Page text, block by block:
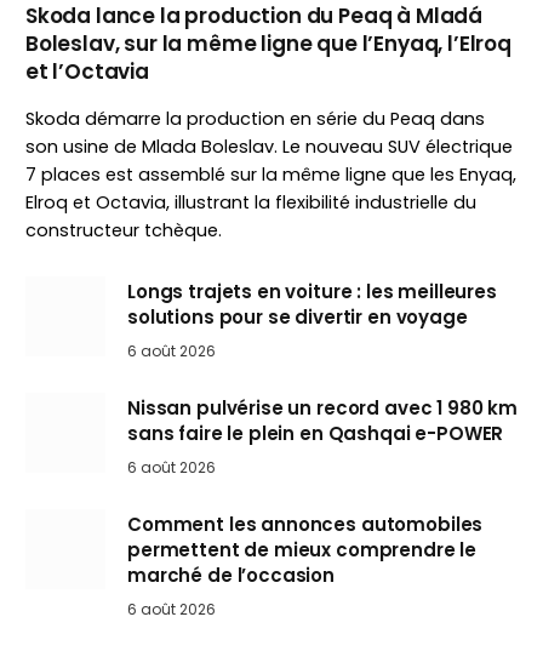
Skoda lance la production du Peaq à Mladá
Boleslav, sur la même ligne que l’Enyaq, l’Elroq
et l’Octavia
Skoda démarre la production en série du Peaq dans
son usine de Mlada Boleslav. Le nouveau SUV électrique
7 places est assemblé sur la même ligne que les Enyaq,
Elroq et Octavia, illustrant la flexibilité industrielle du
constructeur tchèque.
Longs trajets en voiture : les meilleures
solutions pour se divertir en voyage
6 août 2026
Nissan pulvérise un record avec 1 980 km
sans faire le plein en Qashqai e-POWER
6 août 2026
Comment les annonces automobiles
permettent de mieux comprendre le
marché de l’occasion
6 août 2026